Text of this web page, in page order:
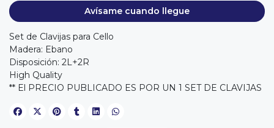
Avísame cuando llegue
Set de Clavijas para Cello
Madera: Ebano
Disposición: 2L+2R
High Quality
** El PRECIO PUBLICADO ES POR UN 1 SET DE CLAVIJAS